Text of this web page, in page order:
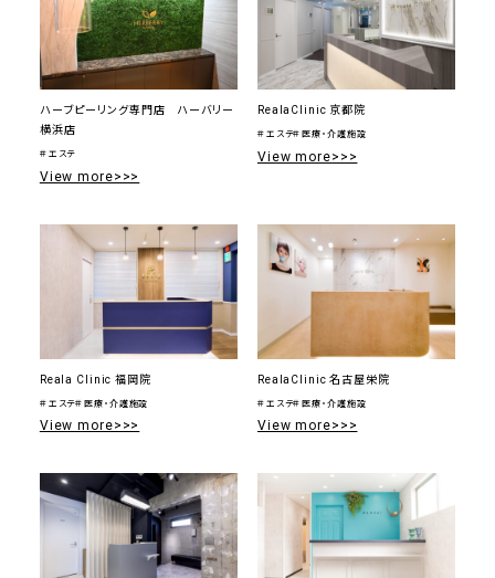
ハーブピーリング専門店 ハーバリー
横浜店
＃エステ
View more>>>
RealaClinic 京都院
＃エステ＃医療・介護施設
View more>>>
Reala Clinic 福岡院
＃エステ＃医療・介護施設
View more>>>
RealaClinic 名古屋栄院
＃エステ＃医療・介護施設
View more>>>